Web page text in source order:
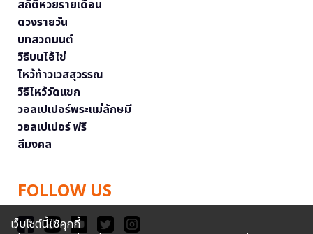
สถิติหวยรายเดือน
ดวงรายวัน
บทสวดมนต์
วิธีบนไอ้ไข่
ไหว้ท้าวเวสสุวรรณ
วิธีไหว้วัดแขก
วอลเปเปอร์พระแม่ลักษมี
วอลเปเปอร์ ฟรี
สีมงคล
FOLLOW US
เว็บไซต์นี้ใช้คุกกี้